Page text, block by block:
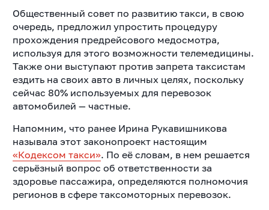
Общественный совет по развитию такси, в свою
очередь, предложил упростить процедуру
прохождения предрейсового медосмотра,
используя для этого возможности телемедицины.
Также они выступают против запрета таксистам
ездить на своих авто в личных целях, поскольку
сейчас 80% используемых для перевозок
автомобилей — частные.
Напомним, что ранее Ирина Рукавишникова
называла этот законопроект настоящим
«Кодексом такси». По её словам, в нем решается
серьёзный вопрос об ответственности за
здоровье пассажира, определяются полномочия
регионов в сфере таксомоторных перевозок.